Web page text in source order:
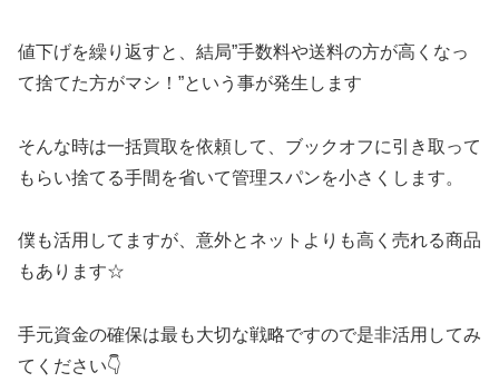
値下げを繰り返すと、結局”手数料や送料の方が高くなっ
て捨てた方がマシ！”という事が発生します
そんな時は一括買取を依頼して、ブックオフに引き取って
もらい捨てる手間を省いて管理スパンを小さくします。
僕も活用してますが、意外とネットよりも高く売れる商品
もあります☆
手元資金の確保は最も大切な戦略ですので是非活用してみ
てください👇